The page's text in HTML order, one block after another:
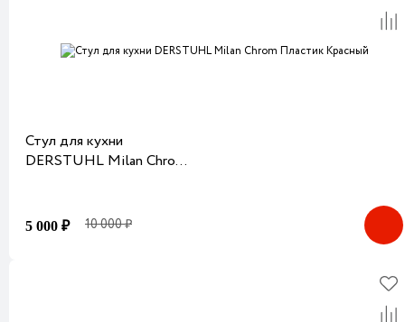
Стул для кухни
DERSTUHL Milan Chrom
5 000 ₽ 10 000 ₽